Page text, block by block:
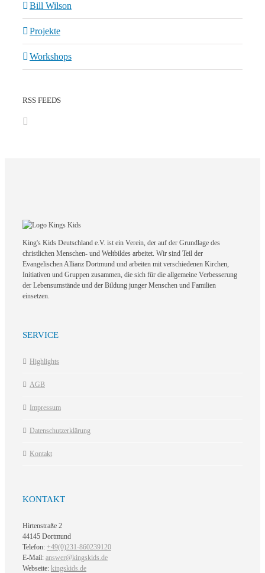
Bill Wilson
Projekte
Workshops
RSS FEEDS
King's Kids Deutschland e.V. ist ein Verein, der auf der Grundlage des
christlichen Menschen- und Weltbildes arbeitet. Wir sind Teil der
Evangelischen Allianz Dortmund und arbeiten mit verschiedenen Kirchen,
Initiativen und Gruppen zusammen, die sich für die allgemeine Verbesserung
der Lebensumstände und der Bildung junger Menschen und Familien
einsetzen.
SERVICE
Highlights
AGB
Impressum
Datenschutzerklärung
Kontakt
KONTAKT
Hirtenstraße 2
44145 Dortmund
Telefon: +49(0)231-860239120
E-Mail: answer@kingskids.de
Webseite: kingskids.de